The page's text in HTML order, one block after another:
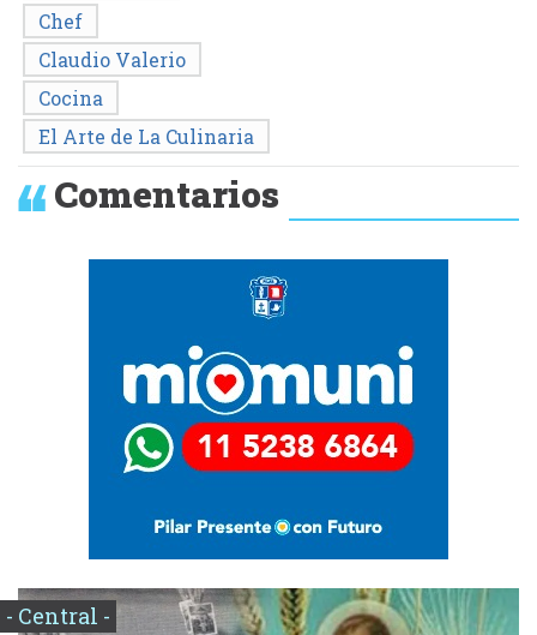
Chef
Claudio Valerio
Cocina
El Arte de La Culinaria
Comentarios
- Central -